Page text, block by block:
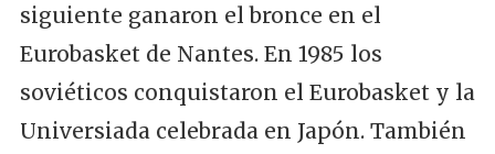
siguiente ganaron el bronce en el
Eurobasket de Nantes. En 1985 los
soviéticos conquistaron el Eurobasket y la
Universiada celebrada en Japón. También